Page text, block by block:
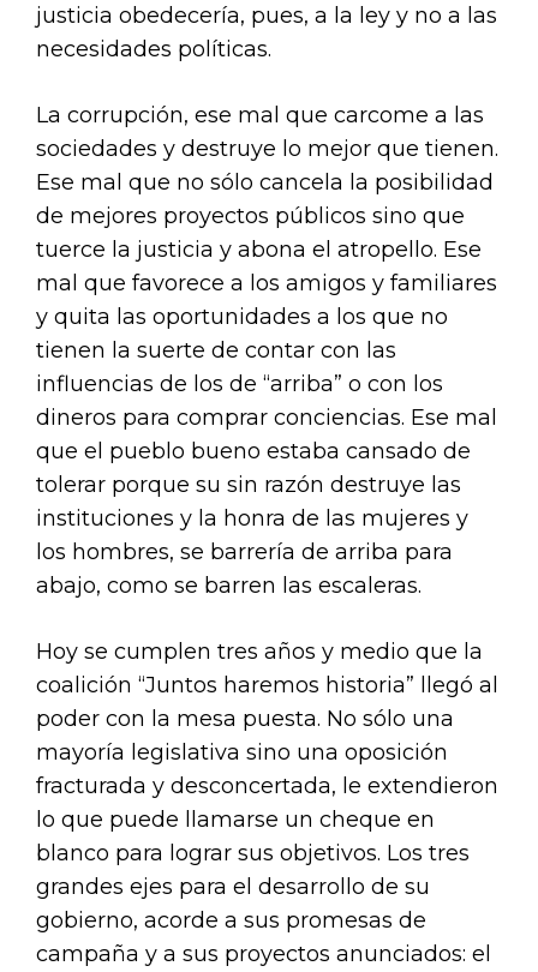
justicia obedecería, pues, a la ley y no a las
necesidades políticas.
La corrupción, ese mal que carcome a las
sociedades y destruye lo mejor que tienen.
Ese mal que no sólo cancela la posibilidad
de mejores proyectos públicos sino que
tuerce la justicia y abona el atropello. Ese
mal que favorece a los amigos y familiares
y quita las oportunidades a los que no
tienen la suerte de contar con las
influencias de los de “arriba” o con los
dineros para comprar conciencias. Ese mal
que el pueblo bueno estaba cansado de
tolerar porque su sin razón destruye las
instituciones y la honra de las mujeres y
los hombres, se barrería de arriba para
abajo, como se barren las escaleras.
Hoy se cumplen tres años y medio que la
coalición “Juntos haremos historia” llegó al
poder con la mesa puesta. No sólo una
mayoría legislativa sino una oposición
fracturada y desconcertada, le extendieron
lo que puede llamarse un cheque en
blanco para lograr sus objetivos. Los tres
grandes ejes para el desarrollo de su
gobierno, acorde a sus promesas de
campaña y a sus proyectos anunciados: el